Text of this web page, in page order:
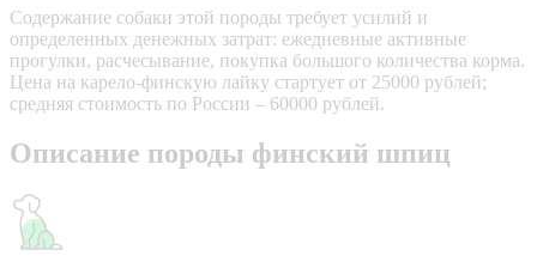
Содержание собаки этой породы требует усилий и
определенных денежных затрат: ежедневные активные
прогулки, расчесывание, покупка большого количества корма.
Цена на карело-финскую лайку стартует от 25000 рублей;
средняя стоимость по России – 60000 рублей.
Описание породы финский шпиц